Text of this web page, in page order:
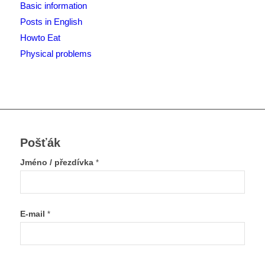
Basic information
Posts in English
Howto Eat
Physical problems
Pošťák
Jméno / přezdívka *
E-mail *